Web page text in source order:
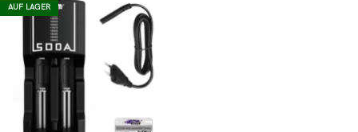
AUF LAGER